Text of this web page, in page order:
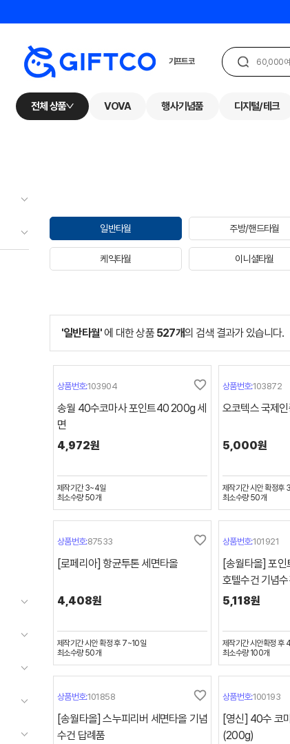
전체 상품 VOVA 행사기념품 디지털/테크
일반타월 주방/핸드타월
케익타월 이니셜타월
'일반타월'에 대한 상품 527개의 검색 결과가 있습니다.
상품번호:103904 favorite_border
송월 40수코마사 포인트40 200g 세
면
4,972원
제작기간3~4일
최소수량50개
상품번호:103872
오코텍스 국제
5,000원
제작기간시안 확정후
최소수량50개
상품번호:87533 favorite_border
[로페리아] 항균투톤 세면타올
4,408원
제작기간시안 확정 후 7~10일
최소수량50개
상품번호:101921
[송월타올] 포
호텔수건 기념
5,118원
제작기간시안확정 후
최소수량100개
상품번호:101858 favorite_border
[송월타올] 스누피리버 세면타올 기념
수건 답례품
상품번호:100193
[영신] 40수 코
(200g)